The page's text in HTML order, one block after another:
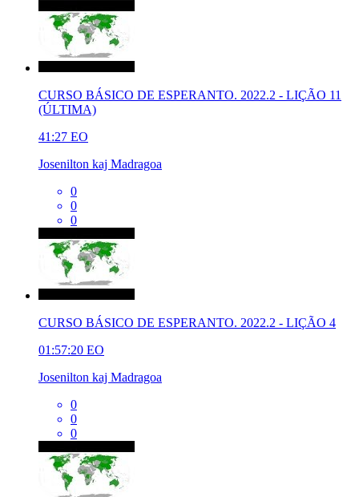
CURSO BÁSICO DE ESPERANTO. 2022.2 - LIÇÃO 11
(ÚLTIMA)
41:27 EO
Josenilton kaj Madragoa
0
0
0
CURSO BÁSICO DE ESPERANTO. 2022.2 - LIÇÃO 4
01:57:20 EO
Josenilton kaj Madragoa
0
0
0